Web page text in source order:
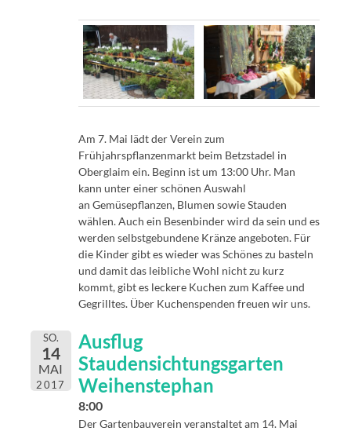
Am 7. Mai lädt der Verein zum
Frühjahrspflanzenmarkt beim Betzstadel in
Oberglaim ein. Beginn ist um 13:00 Uhr. Man
kann unter einer schönen Auswahl
an Gemüsepflanzen, Blumen sowie Stauden
wählen. Auch ein Besenbinder wird da sein und es
werden selbstgebundene Kränze angeboten. Für
die Kinder gibt es wieder was Schönes zu basteln
und damit das leibliche Wohl nicht zu kurz
kommt, gibt es leckere Kuchen zum Kaffee und
Gegrilltes. Über Kuchenspenden freuen wir uns.
SO.
14
MAI
2017
Ausflug
Staudensichtungsgarten
Weihenstephan
8:00
Der Gartenbauverein veranstaltet am 14. Mai